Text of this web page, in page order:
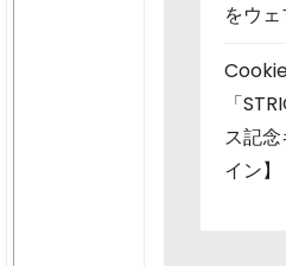
をウ
「
ス記
イン】